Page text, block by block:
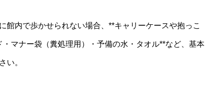
館内で歩かせられない場合、**キャリーケースや抱っこ
マナー袋（糞処理用）・予備の水・タオル**など、基本
い。